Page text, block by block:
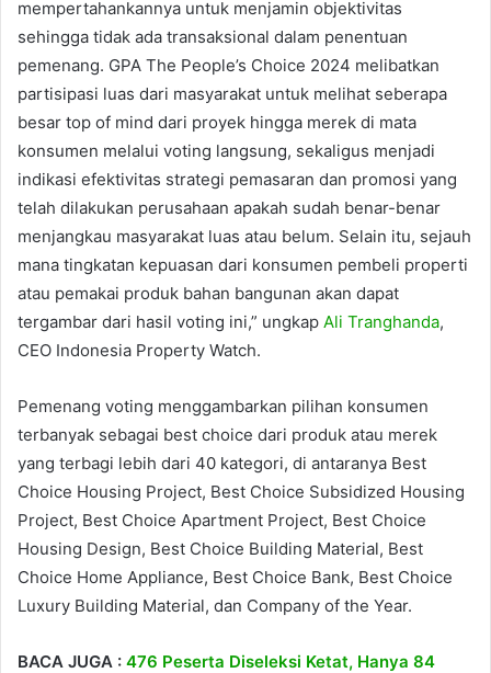
mempertahankannya untuk menjamin objektivitas
sehingga tidak ada transaksional dalam penentuan
pemenang. GPA The People’s Choice 2024 melibatkan
partisipasi luas dari masyarakat untuk melihat seberapa
besar top of mind dari proyek hingga merek di mata
konsumen melalui voting langsung, sekaligus menjadi
indikasi efektivitas strategi pemasaran dan promosi yang
telah dilakukan perusahaan apakah sudah benar-benar
menjangkau masyarakat luas atau belum. Selain itu, sejauh
mana tingkatan kepuasan dari konsumen pembeli properti
atau pemakai produk bahan bangunan akan dapat
tergambar dari hasil voting ini,” ungkap Ali Tranghanda,
CEO Indonesia Property Watch.
Pemenang voting menggambarkan pilihan konsumen
terbanyak sebagai best choice dari produk atau merek
yang terbagi lebih dari 40 kategori, di antaranya Best
Choice Housing Project, Best Choice Subsidized Housing
Project, Best Choice Apartment Project, Best Choice
Housing Design, Best Choice Building Material, Best
Choice Home Appliance, Best Choice Bank, Best Choice
Luxury Building Material, dan Company of the Year.
BACA JUGA : 476 Peserta Diseleksi Ketat, Hanya 84